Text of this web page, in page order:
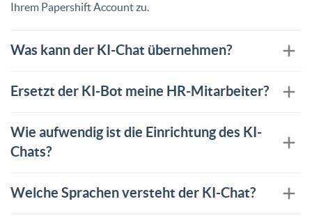
Ihrem Papershift Account zu.
Was kann der KI-Chat übernehmen?
Ersetzt der KI-Bot meine HR-Mitarbeiter?
Wie aufwendig ist die Einrichtung des KI-
Chats?
Welche Sprachen versteht der KI-Chat?